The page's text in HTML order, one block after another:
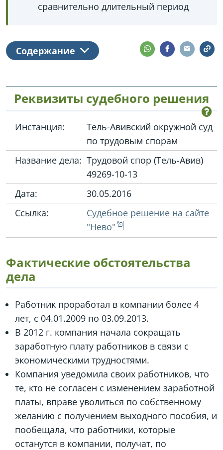
сравнительно длительный период
Содержание
Реквизиты судебного решения
Инстанция:
Тель-Авивский окружной суд
по трудовым спорам
Название дела: Трудовой спор (Тель-Авив)
49269-10-13
Дата:
30.05.2016
Ссылка:
Судебное решение на сайте
"Нево"
Фактические обстоятельства
дела
Работник проработал в компании более 4
лет, с 04.01.2009 по 03.09.2013.
В 2012 г. компания начала сокращать
заработную плату работников в связи с
экономическими трудностями.
Компания уведомила своих работников, что
те, кто не согласен с изменением заработной
платы, вправе уволиться по собственному
желанию с получением выходного пособия, и
пообещала, что работники, которые
останутся в компании, получат, по